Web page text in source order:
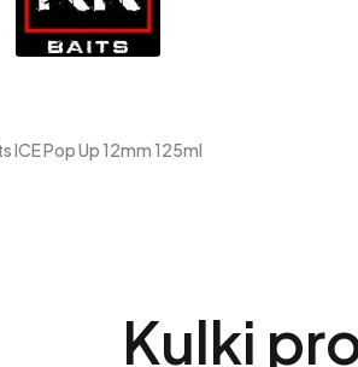
ICE Pop Up 12mm 125ml
Kulki